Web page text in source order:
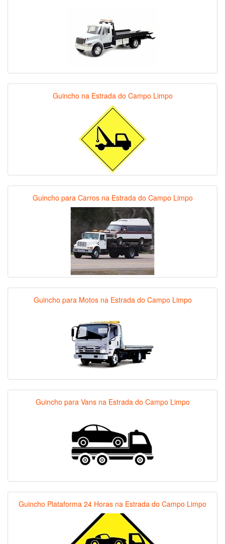
Guincho na Estrada do Campo Limpo
Guincho para Carros na Estrada do Campo Limpo
Guincho para Motos na Estrada do Campo Limpo
Guincho para Vans na Estrada do Campo Limpo
Guincho Plataforma 24 Horas na Estrada do Campo Limpo